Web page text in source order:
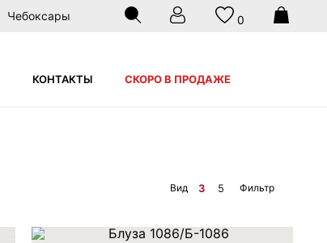
Чебоксары 0
КОНТАКТЫ СКОРО В ПРОДАЖЕ
Вид Фильтр